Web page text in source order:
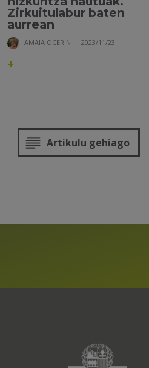
Zirkuitulabur baten
aurrean
AMAIA OCERIN · 2023/11/23
+
Artikulu gehiago